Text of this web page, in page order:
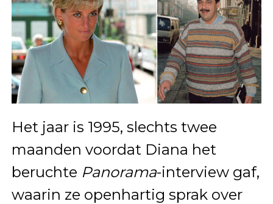
Het jaar is 1995, slechts twee
maanden voordat Diana het
beruchte Panorama-interview gaf,
waarin ze openhartig sprak over